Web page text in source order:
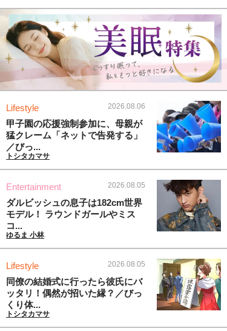
Lifestyle 2026.08.06
甲子園の応援強制参加に、母親が
猛クレーム「ネットで告発する」
／びっ...
トシタカマサ
Entertainment 2026.08.05
ダルビッシュの息子は182cm世界
モデル！ ラウンドガールやミス
コ...
ゆるま 小林
Lifestyle 2026.08.05
同僚の結婚式に行ったら彼氏にバ
ッタリ！偶然が招いた縁？／びっ
くり体...
トシタカマサ